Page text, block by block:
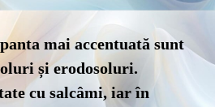
mai accentuată sunt
și erodosoluri.
cu salcâmi, iar în